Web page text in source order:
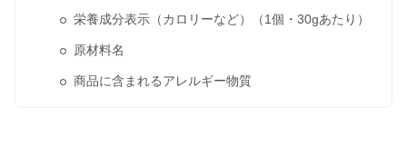
栄養成分表示（カロリーなど）（1個・30gあたり）
原材料名
商品に含まれるアレルギー物質